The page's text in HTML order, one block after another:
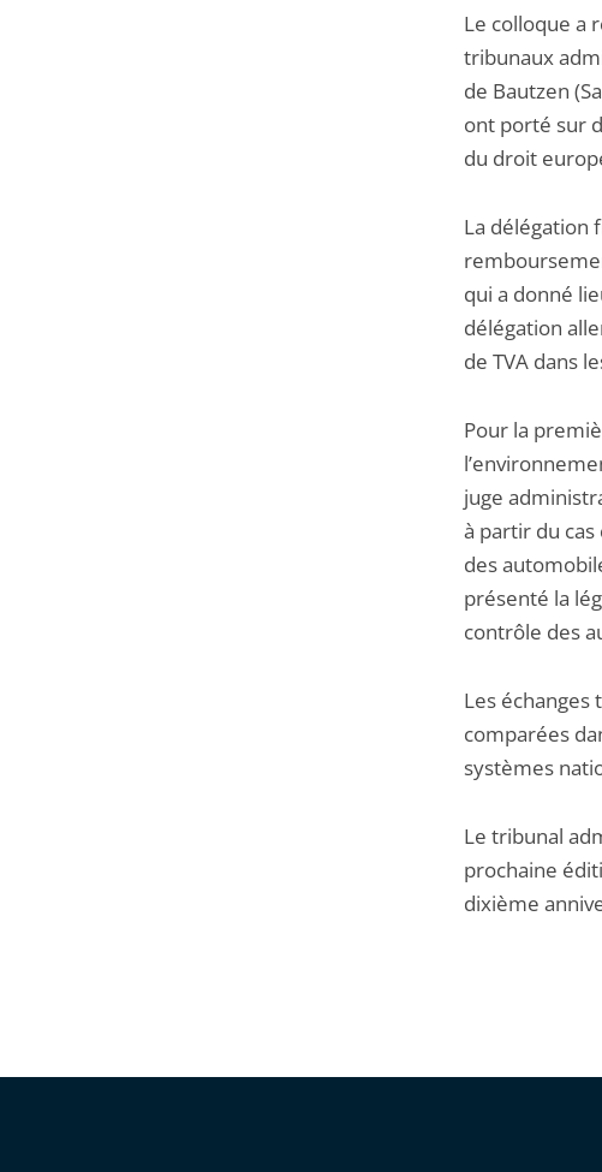
Le colloque a
tribunaux
de Bautzen
ont porté sur
du droit
La délégation
qui a donné
délégation
de TVA dans
Pour la
juge
à partir du
des
présenté la
contrôle des
Les
comparées
systèmes
Le tribunal
prochaine
dixième